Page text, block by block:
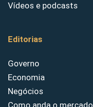
Vídeos e podcasts
Editorias
Governo
Economia
Negócios